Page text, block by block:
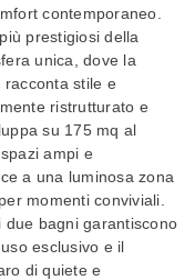
contemporaneo.
prestigiosi della
unica, dove la
stile e
ristrutturato e
su 175 mq al
ampi e
a una luminosa zona
momenti conviviali.
bagni garantiscono
esclusivo e il
di quiete e